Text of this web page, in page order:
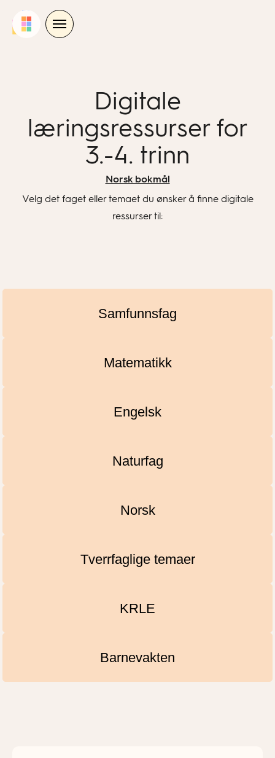
Digitale
læringsressurser for
3.-4. trinn
Norsk bokmål
Velg det faget eller temaet du ønsker å finne digitale
ressurser til:
Samfunnsfag
Matematikk
Engelsk
Naturfag
Norsk
Tverrfaglige temaer
KRLE
Barnevakten